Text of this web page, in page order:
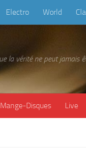
Electro World
la vérité ne peut jamais
Mange-Disques Live